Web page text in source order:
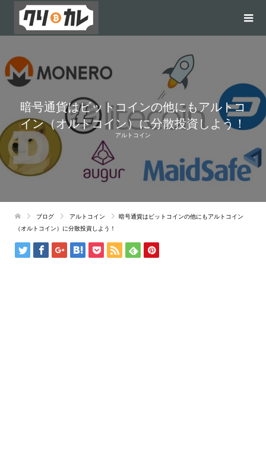
暗号通貨はビットコインの他にもアルトコ
イン（オルトコイン）に分散投資しよう！
アルトコイン
ブログ アルトコイン
暗号通貨はビットコインの他にもアルトコイン
（オルトコイン）に分散投資しよう！